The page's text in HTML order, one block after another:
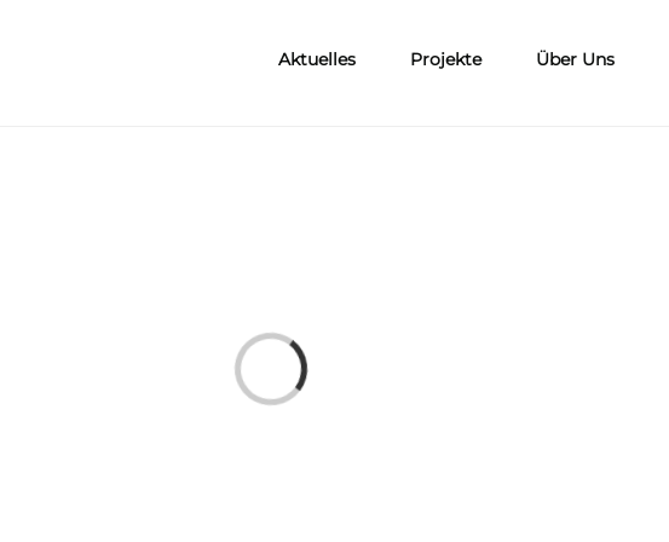
Aktuelles Projekte Über Uns
Laden...